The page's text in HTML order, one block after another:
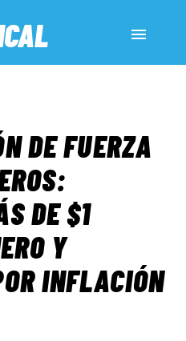
DE FUERZA
DE $1
Y
INFLACIÓN